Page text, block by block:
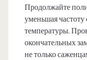
Продолжайте
уменьшая
температуры.
окончательных
не только